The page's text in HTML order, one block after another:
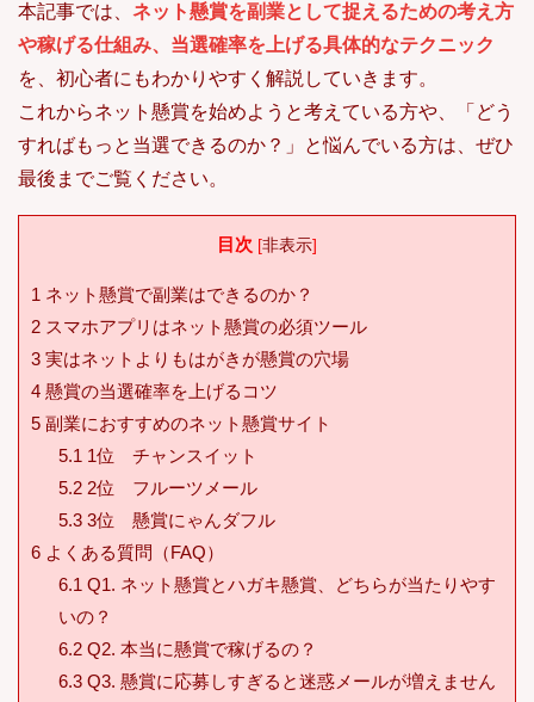
本記事では、 ネット懸賞を副業として捉えるための考え方
や稼げる仕組み、当選確率を上げる具体的なテクニック
を、初心者にもわかりやすく解説していきます。
これからネット懸賞を始めようと考えている方や、「どう
すればもっと当選できるのか？」と悩んでいる方は、ぜひ
最後までご覧ください。
目次 [非表示]
1 ネット懸賞で副業はできるのか？
2 スマホアプリはネット懸賞の必須ツール
3 実はネットよりもはがきが懸賞の穴場
4 懸賞の当選確率を上げるコツ
5 副業におすすめのネット懸賞サイト
5.1 1位 チャンスイット
5.22位 フルーツメール
5.33位 懸賞にゃんダフル
6 よくある質問（FAQ）
6.1 Q1. ネット懸賞とハガキ懸賞、どちらが当たりやす
いの？
6.2Q2. 本当に懸賞で稼げるの？
6.3Q3. 懸賞に応募しすぎると迷惑メールが増えません